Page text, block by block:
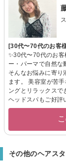
[30代〜70代のお客
✨30代〜70代のお
ー・パーマで自然
そんなお悩みに寄り
ます。 美容室が苦
ングとリラックスで
ヘッドスパもご好評
その他のヘアス